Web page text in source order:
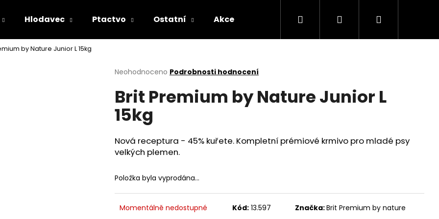
Hlodavec Ptactvo Ostatní Akce Kontakty
Hledat PřihlášeníNákupní
by Nature Junior L 15kg
Průměrné
produktu
je
0,0
hvězdiček.
Neohodnoceno Podrobnosti hodnocení
Brit Premium by Nature Junior L
15kg
Nová receptura - 45% kuřete. Kompletní prémiové krmivo pro mladé psy
velkých plemen.
Položka byla vyprodána…
Momentálně nedostupné Kód: 13.597 Značka:Brit Premium by nature
Co potřebujete najít?
HLEDAT
Následující